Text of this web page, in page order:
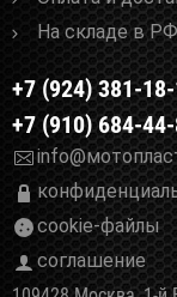
На складе в РФ
+7 (924) 381-
+7 (910) 684-
cookie-файлы
соглашение